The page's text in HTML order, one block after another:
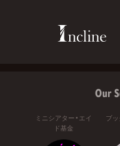
Our
ミニシアター・エイ
ド基金
ブ